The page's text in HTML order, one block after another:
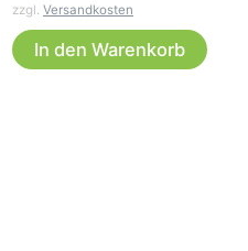
zzgl. Versandkosten
In den Warenkorb